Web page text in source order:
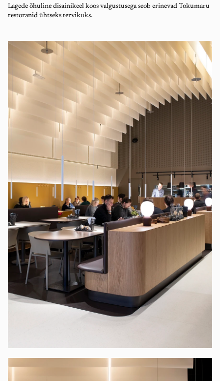
Lagede õhuline disainikeel koos valgustusega seob erinevad Tokumaru
restoranid ühtseks tervikuks.